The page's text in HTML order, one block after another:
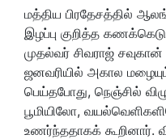
மத்திய பிரதேசத்தில்
இழப்பு குறித்த
முதல்வர் சிவராஜ் சவுகான்
ஜனவரியில் அகால
பெய்தபோது, ​​நெஞ்சில்
பூமியிலோ,
உணர்ந்ததாகக் கூறினார்.